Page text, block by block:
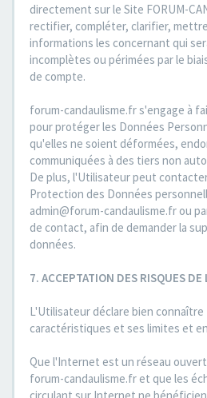
directement sur le Site FORUM-
rectifier, compléter, clarifier,
informations les concernant qui
incomplètes ou périmées par le
de compte.
forum-candaulisme.fr s'engage à
pour protéger les Données
qu'elles ne soient déformées,
communiquées à des tiers non
De plus, l'Utilisateur peut
Protection des Données
admin@forum-candaulisme.fr ou
de contact, afin de demander la
données.
7. ACCEPTATION DES RISQUES
L'Utilisateur déclare bien
caractéristiques et ses limites et
Que l'Internet est un réseau
forum-candaulisme.fr et que les